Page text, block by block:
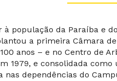
população da Paraíba e
a primeira Câmara
anos – e no Centro de
1979, e consolidada
nas dependências do